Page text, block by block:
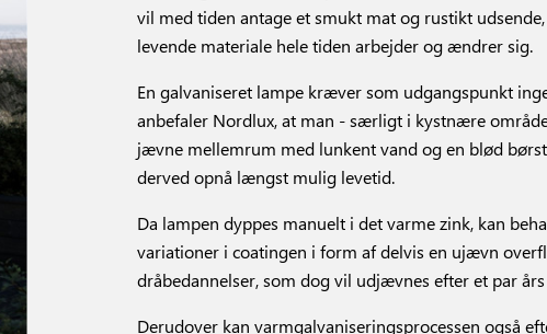
vil med tiden antage et smukt mat og rustikt
levende materiale hele tiden arbejder og ændrer sig.
En galvaniseret lampe kræver som udgangspunkt
anbefaler Nordlux, at man - særligt i kystnære
jævne mellemrum med lunkent vand og en blød
derved opnå længst mulig levetid.
Da lampen dyppes manuelt i det varme zink, kan
variationer i coatingen i form af delvis en ujævn
dråbedannelser, som dog vil udjævnes efter et par
Derudover kan varmgalvaniseringsprocessen også